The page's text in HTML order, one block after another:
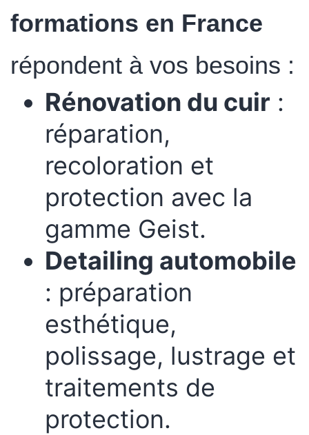
formations en France
répondent à vos besoins :
Rénovation du cuir :
réparation,
recoloration et
protection avec la
gamme Geist.
Detailing automobile
: préparation
esthétique,
polissage, lustrage et
traitements de
protection.